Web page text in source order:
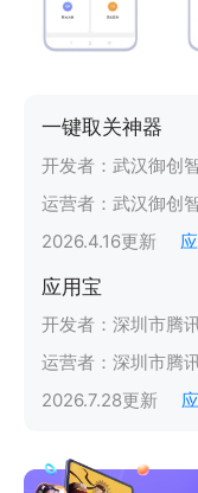
一键取关神器
开发者： 武汉御创
运营者： 武汉御创
2026.4.16更新
应用宝
开发者： 深圳市腾
运营者： 深圳市腾
2026.7.28更新